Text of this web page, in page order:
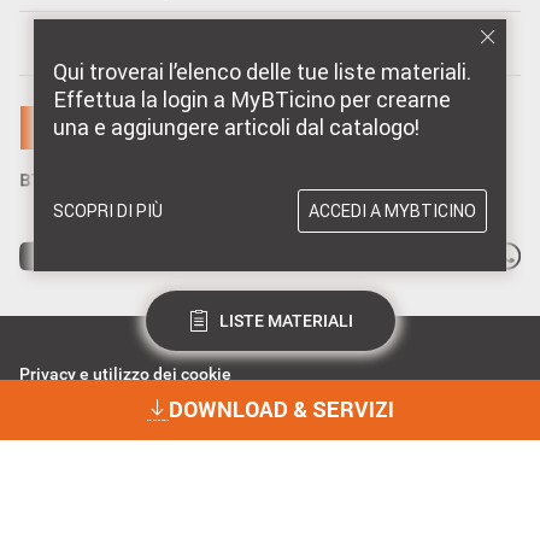
DOWNLOAD & SERVIZI
Qui troverai l’elenco delle tue liste materiali.
Effettua la login a MyBTicino per crearne
una e aggiungere articoli dal catalogo!
SCOPRI DI PIÙ ACCEDI A MYBTICINO
LISTE MATERIALI
Privacy e utilizzo dei cookie
Data Privacy e Cybersecurity